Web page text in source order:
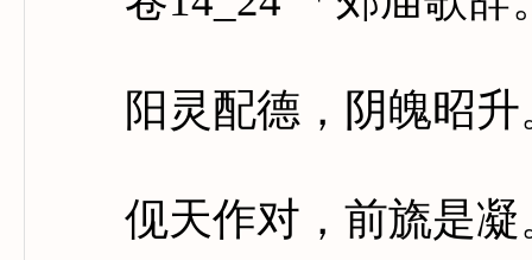
阳灵配德，阴魄昭升
伣天作对，前旒是凝